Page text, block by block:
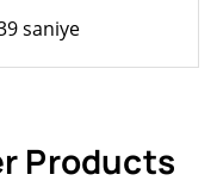
saniye
Products